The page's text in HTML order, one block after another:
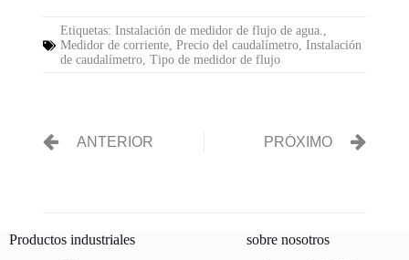
ok r
A
pp
ha
t
er rti
Etiquetas: Instalación de medidor de flujo de agua.
Medidor de corriente, Precio del caudalímetro, Instalación
de caudalímetro, Tipo de medidor de flujo
ANTERIOR PRÓXIMO
Productos industriales
sobre nosotros